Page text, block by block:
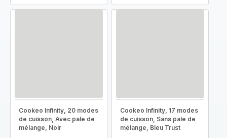
Cookeo Infinity, 20 modes
de cuisson, Avec pale de
mélange, Noir
Cookeo Infinity, 17 modes
de cuisson, Sans pale de
mélange, Bleu Trust